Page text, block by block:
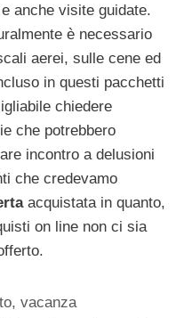
anche visite guidate.
è necessario
aerei, sulle cene ed
in questi pacchetti
chiedere
che potrebbero
incontro a delusioni
che credevamo
acquistata in quanto,
on line non ci sia
,vacanza